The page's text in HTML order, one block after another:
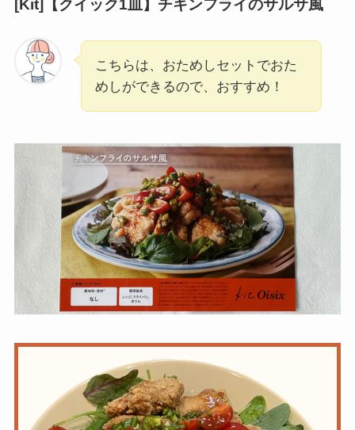
[Kit]【クイック1皿】チキンフライのサルサ風
こちらは、おためしセットでおた
めしができるので、おすすめ！